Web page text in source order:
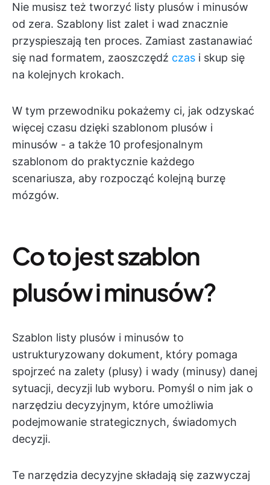
Nie musisz też tworzyć listy plusów i minusów
od zera. Szablony list zalet i wad znacznie
przyspieszają ten proces. Zamiast zastanawiać
się nad formatem, zaoszczędź czas i skup się
na kolejnych krokach.
W tym przewodniku pokażemy ci, jak odzyskać
więcej czasu dzięki szablonom plusów i
minusów - a także 10 profesjonalnym
szablonom do praktycznie każdego
scenariusza, aby rozpocząć kolejną burzę
mózgów.
Co to jest szablon
plusów i minusów?
Szablon listy plusów i minusów to
ustrukturyzowany dokument, który pomaga
spojrzeć na zalety (plusy) i wady (minusy) danej
sytuacji, decyzji lub wyboru. Pomyśl o nim jak o
narzędziu decyzyjnym, które umożliwia
podejmowanie strategicznych, świadomych
decyzji.
Te narzędzia decyzyjne składają się zazwyczaj